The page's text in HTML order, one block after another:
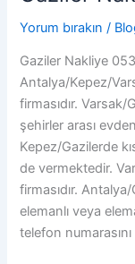
Yorum bırakın /
Gaziler Nakliye
Antalya/Kepez/
firmasıdır.
şehirler arası
Kepez/Gazilerde
de vermektedir.
firmasıdır.
elemanlı veya
telefon